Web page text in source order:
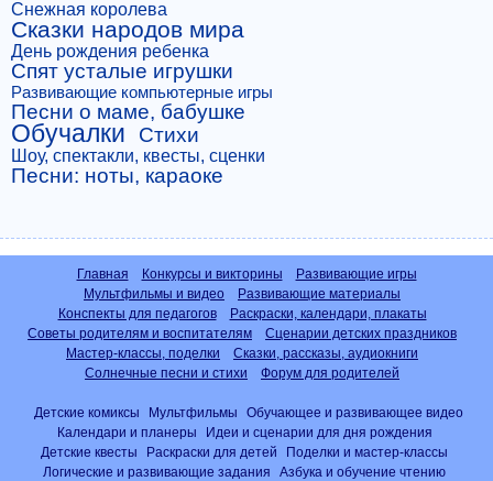
Снежная королева
Сказки народов мира
День рождения ребенка
Спят усталые игрушки
Развивающие компьютерные игры
Песни о маме, бабушке
Обучалки Стихи
Шоу, спектакли, квесты, сценки
Песни: ноты, караоке
Главная Конкурсы и викторины
Развивающие игры
Мультфильмы и видео
Развивающие материалы
Конспекты для педагогов
Раскраски, календари, плакаты
Советы родителям и воспитателям
Сценарии детских праздников
Мастер-классы, поделки
Сказки, рассказы, аудиокниги
Солнечные песни и стихи
Форум для родителей
Детские комиксы Мультфильмы
Обучающее и развивающее видео
Календари и планеры
Идеи и сценарии для дня рождения
Детские квесты
Раскраски для детей
Поделки и мастер-классы
Логические и развивающие задания
Азбука и обучение чтению